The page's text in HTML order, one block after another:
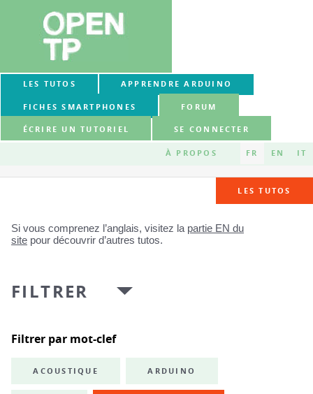
LES TUTOS APPRENDRE ARDUINO
FICHES SMARTPHONES FORUM
ÉCRIRE UN TUTORIEL SE CONNECTER
À PROPOS FR EN IT
LES TUTOS
Si vous comprenez l’anglais, visitez la partie EN du
site pour découvrir d’autres tutos.
FILTRER
Filtrer par mot-clef
ACOUSTIQUE ARDUINO